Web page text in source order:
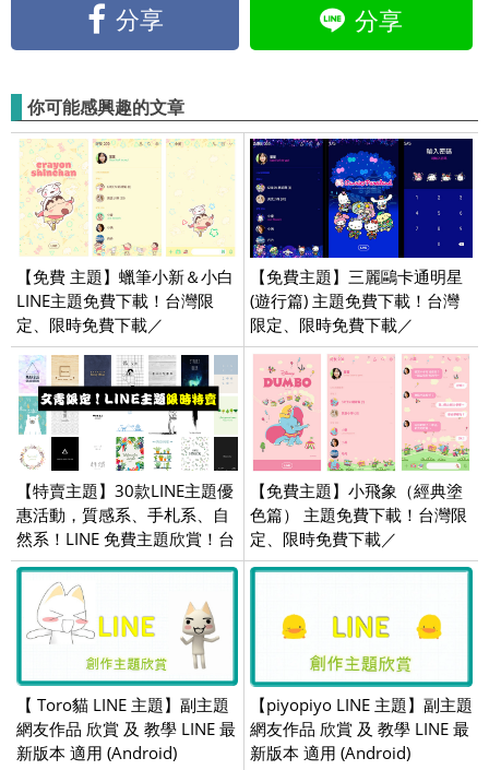
分享 分享
你可能感興趣的文章
【免費 主題】蠟筆小新＆小白
LINE主題免費下載！台灣限
定、限時免費下載／
2019/10/14
【免費主題】三麗鷗卡通明星
(遊行篇) 主題免費下載！台灣
限定、限時免費下載／
2020/03/05
【特賣主題】30款LINE主題優
惠活動，質感系、手札系、自
然系！LINE 免費主題欣賞！台
灣限定／OpenVPN 跨區／
2018/05/09
【免費主題】小飛象（經典塗
色篇） 主題免費下載！台灣限
定、限時免費下載／
2020/07/24
【 Toro貓 LINE 主題】副主題
網友作品 欣賞 及 教學 LINE 最
新版本 適用 (Android)
【piyopiyo LINE 主題】副主題
網友作品 欣賞 及 教學 LINE 最
新版本 適用 (Android)